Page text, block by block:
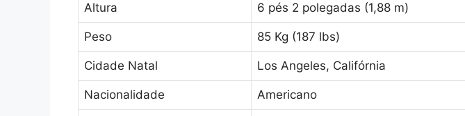
Altura 6 pés 2 polegadas (1,88 m)
Peso 85 Kg (187 lbs)
Cidade Natal Los Angeles, Califórnia
Nacionalidade Americano